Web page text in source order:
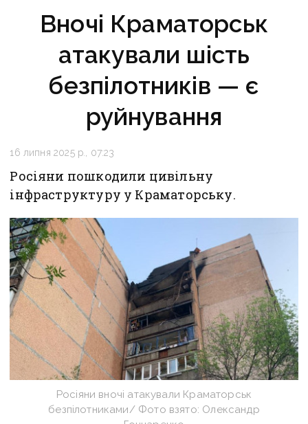
Вночі Краматорськ
атакували шість
безпілотників — є
руйнування
16 липня 2025 р., 07:23
Росіяни пошкодили цивільну
інфраструктуру у Краматорську.
Росіяни вночі атакували Краматорськ
безпілотниками/ Фото взято: Олександр